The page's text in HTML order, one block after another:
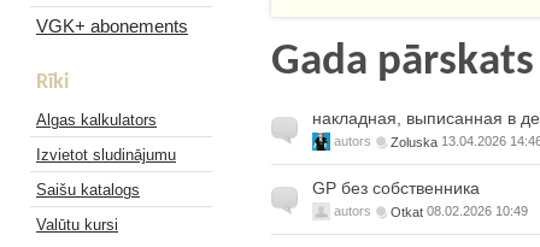
VGK+ abonements
Rīki
Algas kalkulators
Izvietot sludinājumu
Saišu katalogs
Valūtu kursi
Gada
накладная, выписанная в
autors Zoluska 13.04.2026
GP без собственника
autors Otkat 08.02.2026 10:49